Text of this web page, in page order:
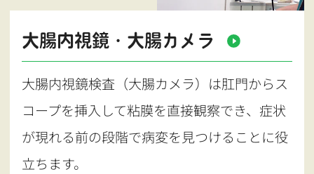
大腸内視鏡・大腸カメラ
大腸内視鏡検査（大腸カメラ）は肛門からス
コープを挿入して粘膜を直接観察でき、症状
が現れる前の段階で病変を見つけることに役
立ちます。